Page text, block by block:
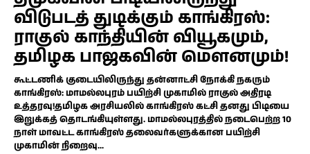
விடுபடத் துடிக்கும் காங்கிரஸ்:
ராகுல் காந்தியின் வியூகமும்,
தமிழக பாஜகவின் மௌனமும்!
கூட்டணிக் குடையிலிருந்து தன்னாட்சி நோக்கி நகரும்
காங்கிரஸ்: மாமல்லபுரம் பயிற்சி முகாமில் ராகுல் அதிரடி
உத்தரவு!தமிழக அரசியலில் காங்கிரஸ் கட்சி தனது பிடியை
இறுக்கத் தொடங்கியுள்ளது. மாமல்லபுரத்தில் நடைபெற்ற 10
நாள் மாவட்ட காங்கிரஸ் தலைவர்களுக்கான பயிற்சி
முகாமின் நிறைவு...